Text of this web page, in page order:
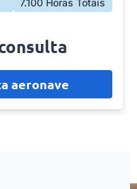
7.100 Horas Totais
aeronave